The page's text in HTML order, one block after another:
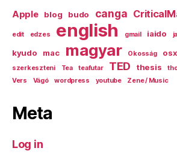
Apple blog budo canga
edit edzes english gmail iaido
kyudo
mac magyar Okosság osx
szerkeszteni Tea teafutar TED thesis
Vers
Vágó wordpress youtube Zene / Music
Meta
Log in